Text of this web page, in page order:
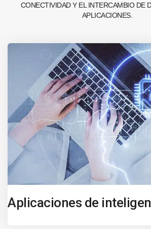
CONECTIVIDAD Y EL INTERCAMBIO DE
APLICACIONES.
Aplicaciones de